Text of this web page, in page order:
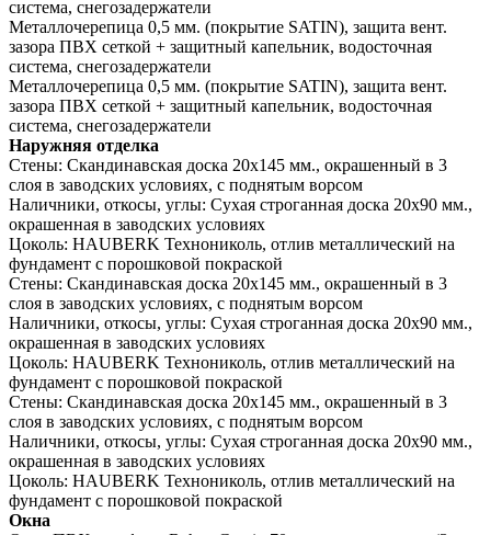
система, снегозадержатели
Металлочерепица 0,5 мм. (покрытие SATIN), защита вент.
зазора ПВХ сеткой + защитный капельник, водосточная
система, снегозадержатели
Металлочерепица 0,5 мм. (покрытие SATIN), защита вент.
зазора ПВХ сеткой + защитный капельник, водосточная
система, снегозадержатели
Наружняя отделка
Стены: Скандинавская доска 20х145 мм., окрашенный в 3
слоя в заводских условиях, с поднятым ворсом
Наличники, откосы, углы: Сухая строганная доска 20х90 мм.,
окрашенная в заводских условиях
Цоколь: HAUBERK Технониколь, отлив металлический на
фундамент с порошковой покраской
Стены: Скандинавская доска 20х145 мм., окрашенный в 3
слоя в заводских условиях, с поднятым ворсом
Наличники, откосы, углы: Сухая строганная доска 20х90 мм.,
окрашенная в заводских условиях
Цоколь: HAUBERK Технониколь, отлив металлический на
фундамент с порошковой покраской
Стены: Скандинавская доска 20х145 мм., окрашенный в 3
слоя в заводских условиях, с поднятым ворсом
Наличники, откосы, углы: Сухая строганная доска 20х90 мм.,
окрашенная в заводских условиях
Цоколь: HAUBERK Технониколь, отлив металлический на
фундамент с порошковой покраской
Окна